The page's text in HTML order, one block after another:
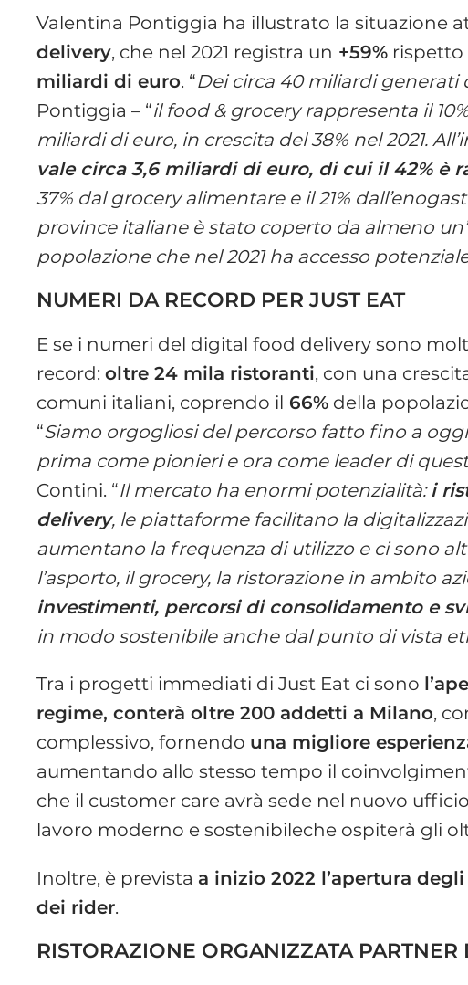
Valentina Pontiggia ha illustrato la situazione
delivery, che nel 2021 registra un +59% rispetto
miliardi di euro. “Dei circa 40 miliardi generati
Pontiggia – “il food & grocery rappresenta il
miliardi di euro, in crescita del 38% nel 2021.
vale circa 3,6 miliardi di euro, di cui il 42% è
37% dal grocery alimentare e il 21%
province italiane è stato coperto da almeno
popolazione che nel 2021 ha accesso
NUMERI DA RECORD PER JUST EAT
E se i numeri del digital food delivery sono
record:oltre 24 mila ristoranti, con una
comuni italiani, coprendo il 66% della
“Siamo orgogliosi del percorso fatto fino a
prima come pionieri e ora come leader di
Contini. “Il mercato ha enormi potenzialità:i
delivery, le piattaforme facilitano la
aumentano la frequenza di utilizzo e ci sono
l’asporto, il grocery, la ristorazione in ambito
investimenti, percorsi di consolidamento e
in modo sostenibile anche dal punto di vista
Tra i progetti immediati di Just Eat ci sono
regime, conterà oltre 200 addetti a Milano,
complessivo, fornendo una migliore
aumentando allo stesso tempo il
che il customer care avrà sede nel nuovo
lavoro moderno e sostenibileche ospiterà gli
Inoltre, è prevista a inizio 2022 l’apertura
dei rider.
RISTORAZIONE ORGANIZZATA PARTNER